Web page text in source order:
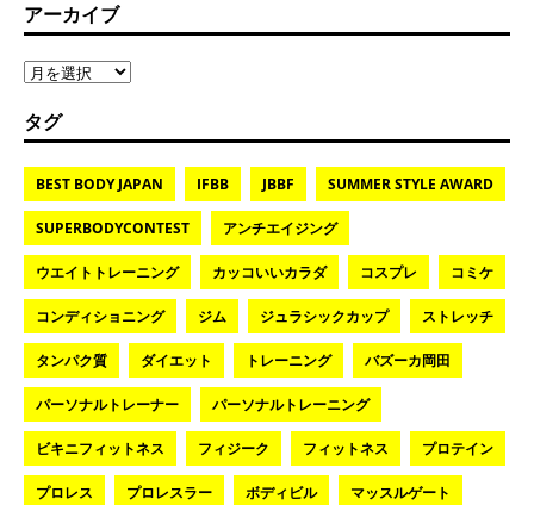
アーカイブ
タグ
BEST BODY JAPAN IFBB JBBF SUMMER STYLE AWARD
SUPERBODYCONTEST アンチエイジング
ウエイトトレーニング カッコいいカラダ コスプレ コミケ
コンディショニング ジム ジュラシックカップ ストレッチ
タンパク質 ダイエット トレーニング バズーカ岡田
パーソナルトレーナー パーソナルトレーニング
ビキニフィットネス フィジーク フィットネス プロテイン
プロレス プロレスラー ボディビル マッスルゲート